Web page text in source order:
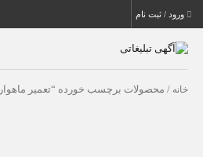
ورود / ثبت نام
خانه / محصولات برچسب خورده “تعمیر